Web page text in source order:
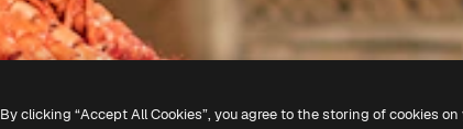
By clicking “Accept All Cookies”, you agree to the storing of cookies